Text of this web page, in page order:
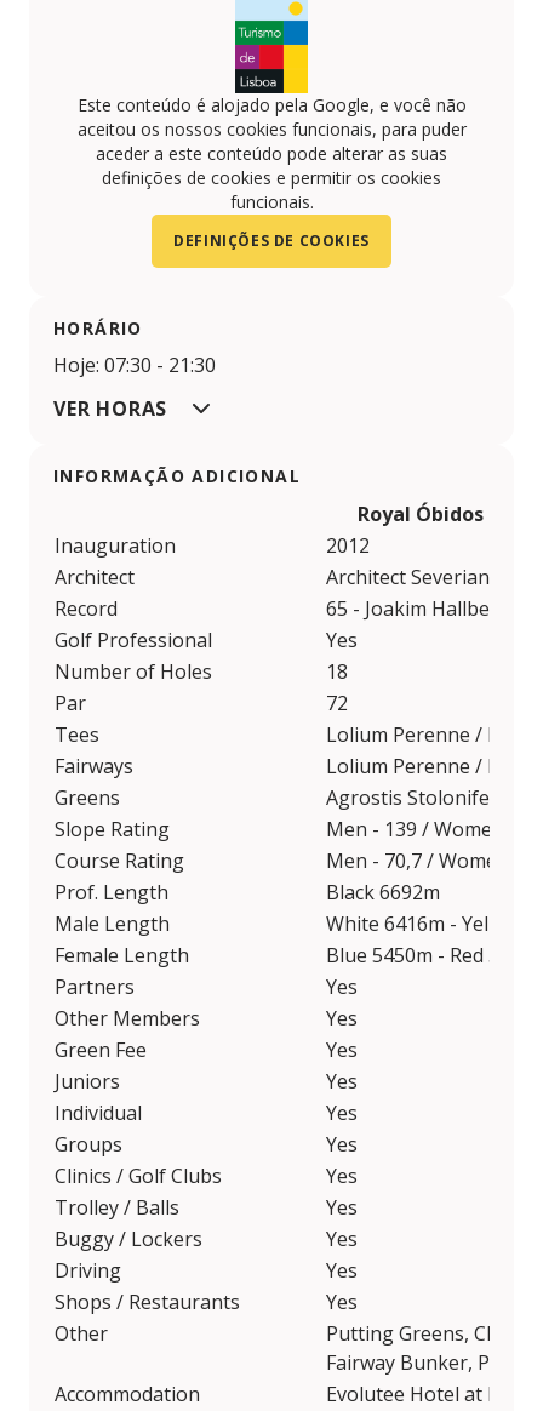
Este conteúdo é alojado pela Google, e você não
aceitou os nossos cookies funcionais, para puder
aceder a este conteúdo pode alterar as suas
definições de cookies e permitir os cookies
funcionais.
DEFINIÇÕES DE COOKIES
HORÁRIO
Hoje: 07:30 - 21:30
VER HORAS
INFORMAÇÃO ADICIONAL
Royal Óbidos Spa
Inauguration
2012
Architect
Architect Severiano
Record
65 - Joakim Hallberg -
Golf Professional
Yes
Number of Holes
18
Par
72
Tees
Lolium Perenne / Poa
Fairways
Lolium Perenne / Poa
Greens
Agrostis Stolonifera
Slope Rating
Men - 139 / Women -
Course Rating
Men - 70,7 / Women -
Prof. Length
Black 6692m
Male Length
White 6416m - Yellow
Female Length
Blue 5450m - Red
Partners
Yes
Other Members
Yes
Green Fee
Yes
Juniors
Yes
Individual
Yes
Groups
Yes
Clinics / Golf Clubs
Yes
Trolley / Balls
Yes
Buggy / Lockers
Yes
Driving
Yes
Shops / Restaurants
Yes
Other
Putting Greens,
Fairway Bunker,
Accommodation
Evolutee Hotel at